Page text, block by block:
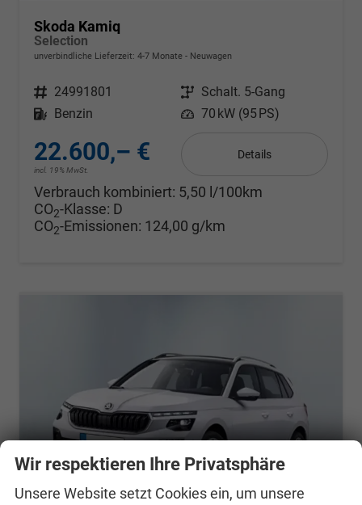
Skoda Kamiq
Selection
unverbindliche Lieferzeit: 4-7 Monate Neuwagen
Fahrzeugnr. 24991801 Getriebe Schalt. 5-Gang
Kraftstoff
Benzin Leistung 70 kW (95 PS)
22.600,– €
incl. 19% MwSt.
Details
Verbrauch kombiniert: 5,50 l/100km
CO2-Klasse: D
CO2-Emissionen: 124,00 g/km
Wir respektieren Ihre Privatsphäre
Unsere Website setzt Cookies ein, um unsere